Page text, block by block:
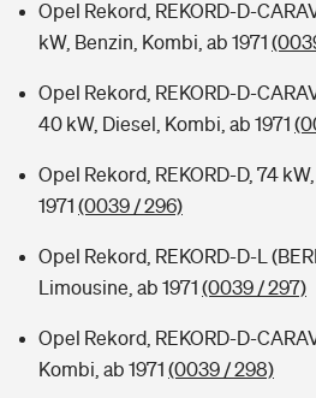
Opel Rekord, REKORD-D-
kW, Benzin, Kombi, ab 1971
Opel Rekord, REKORD-D-
40 kW, Diesel, Kombi, ab 1971
Opel Rekord, REKORD-D, 74
1971 (0039 / 296)
Opel Rekord, REKORD-D-L
Limousine, ab 1971 (0039 / 297)
Opel Rekord, REKORD-D-
Kombi, ab 1971 (0039 / 298)